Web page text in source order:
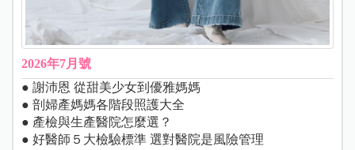
2026年7月號
● 謝沛恩 從甜美少女到優雅媽媽
● 剖婦產媽媽各階段照護大全
● 產檢與生產醫院怎麼選？
● 好醫師５大檢驗標準 選對醫院是風險管理